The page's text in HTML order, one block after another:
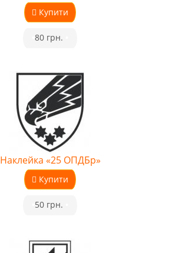
Купити
80 грн.
Наклейка «25 ОПДБр»
Купити
50 грн.